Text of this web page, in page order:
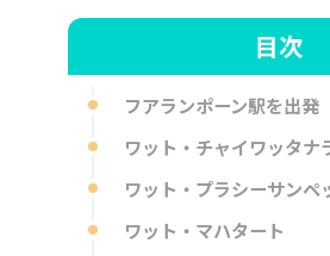
目次
フアランポーン駅を出発
ワット・チャイワッタナ
ワット・プラシーサンペ
ワット・マハタート